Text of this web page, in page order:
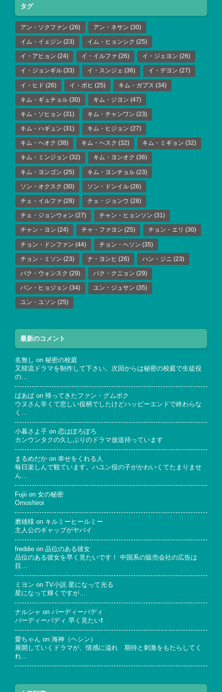
タグ
アン・ソクファン (26) アン・ネサン (30)
イム・イェジン (23) イム・ヒョンシク (25)
イ・アヒョン (24) イ・イルファ (26) イ・ジェヨン (26)
イ・ジョンギル (33) イ・スンジェ (36) イ・デヨン (27)
イ・ヒド (26) イ・ボヒ (25) キム・ガプス (34)
キム・ギュチョル (30) キム・ジヨン (47)
キム・ソヒョン (31) キム・チャンワン (23)
キム・ハギュン (31) キム・ヒジョン (27)
キム・ヘオク (38) キム・ヘスク (32) キム・ミギョン (32)
キム・ミンジョン (32) キム・ヨンオク (36)
キム・ヨンゴン (25) キム・ヨンチョル (23)
ソン・オクスク (30) ソン・ドンイル (26)
チェ・イルファ (28) チェ・ジョンウ (28)
チェ・ジョンウォン (27) チャン・ヒョンソン (31)
チャン・ヨン (24) チャ・ファヨン (25) チョン・エリ (30)
チョン・ドンファン (44) チョン・ヘソン (35)
チョン・ミソン (23) ナ・ヨンヒ (26) ハン・ジニ (23)
パク・ウォンスク (29) パク・クニョン (29)
パン・ヒョジョン (34) ユン・ジュサン (35)
ユン・ユソン (25)
最新のコメント
名無し on 秘密の校庭
又韓流ドラマを制作して下さい。次回からは秘密の校庭で生徒役
の…
ばあば on 帰ってきたファン・グムボク
ウヌさん辛くて悲しい役柄でしたけどハッピーエンドで終わらな
く…
小暮さよ子 on 恋はぽろぽろ
カンウンタクの久しぶりのドラマ放送待っています
まるめだか on 幸せをくれる人
毎日楽しんで観ています。ハユン役の子がかわいくてたまりませ
ん…
Fujii on 女の秘密
Omoshiroi
磨雄様 on キルミーヒールミー
主人公のギャップがヤバイ
freddie on 品位のある彼女
品位のある彼女を早く見たいです！ 中国系の販売会社の広告は
目…
ミヨン on
TV小説 星になって光る
星になって輝くですが…
ナルシャ on バーディーバディ
バーディーバディ 早く見たい❗
愛ちゃん on 海神（ヘシン）
展開していくドラマが、情感に溢れ 期待と刺激をもたらしてく
れ…